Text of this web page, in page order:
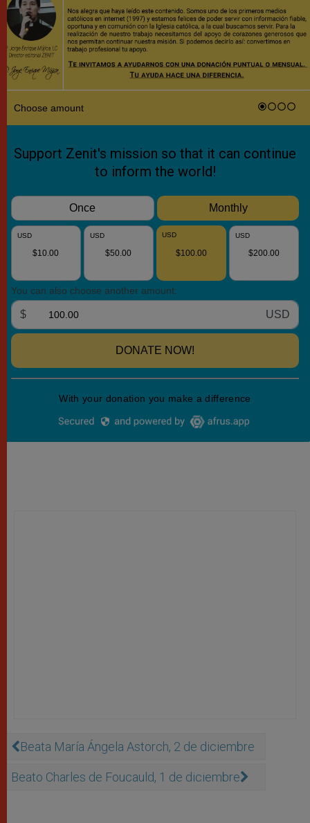
Beata María Ángela Astorch, 2 de diciembre
Beato Charles de Foucauld, 1 de diciembre